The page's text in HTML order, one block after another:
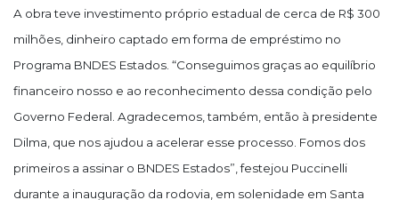
A obra teve investimento próprio estadual de cerca de R$ 300
milhões, dinheiro captado em forma de empréstimo no
Programa BNDES Estados. “Conseguimos graças ao equilíbrio
financeiro nosso e ao reconhecimento dessa condição pelo
Governo Federal. Agradecemos, também, então à presidente
Dilma, que nos ajudou a acelerar esse processo. Fomos dos
primeiros a assinar o BNDES Estados”, festejou Puccinelli
durante a inauguração da rodovia, em solenidade em Santa